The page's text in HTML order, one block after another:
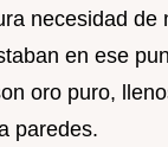
necesidad de
en ese
oro puro,
paredes.